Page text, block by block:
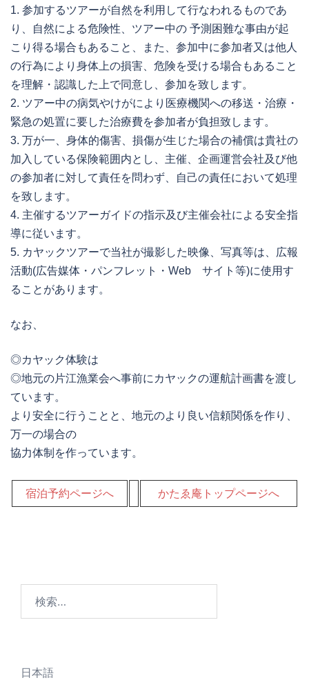
1. 参加するツアーが自然を利用して行なわれるものであ
り、自然による危険性、ツアー中の 予測困難な事由が起
こり得る場合もあること、また、参加中に参加者又は他人
の行為により身体上の損害、危険を受ける場合もあること
を理解・認識した上で同意し、参加を致します。
2. ツアー中の病気やけがにより医療機関への移送・治療・
緊急の処置に要した治療費を参加者が負担致します。
3. 万が一、身体的傷害、損傷が生じた場合の補償は貴社の
加入している保険範囲内とし、主催、企画運営会社及び他
の参加者に対して責任を問わず、自己の責任において処理
を致します。
4. 主催するツアーガイドの指示及び主催会社による安全指
導に従います。
5. カヤックツアーで当社が撮影した映像、写真等は、広報
活動(広告媒体・パンフレット・Web サイト等)に使用す
ることがあります。
なお、
◎カヤック体験は
◎地元の片江漁業会へ事前にカヤックの運航計画書を渡し
ています。
より安全に行うことと、地元のより良い信頼関係を作り、
万一の場合の
協力体制を作っています。
宿泊予約ページへ かたゑ庵トップページへ
日本語